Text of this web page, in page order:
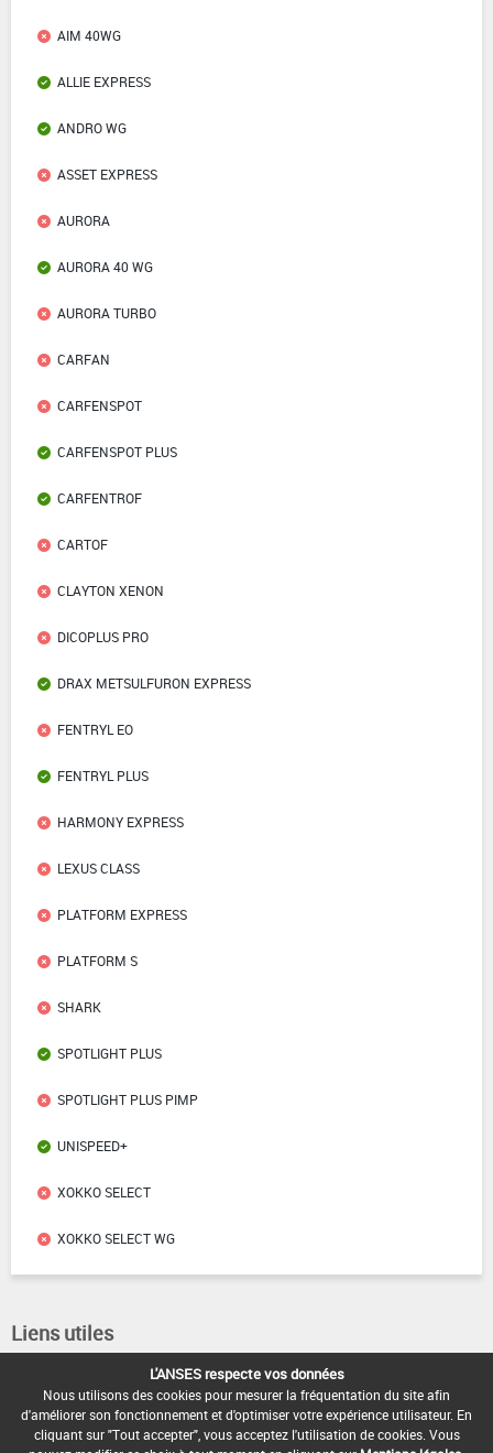
AIM 40WG
ALLIE EXPRESS
ANDRO WG
ASSET EXPRESS
AURORA
AURORA 40 WG
AURORA TURBO
CARFAN
CARFENSPOT
CARFENSPOT PLUS
CARFENTROF
CARTOF
CLAYTON XENON
DICOPLUS PRO
DRAX METSULFURON EXPRESS
FENTRYL EO
FENTRYL PLUS
HARMONY EXPRESS
LEXUS CLASS
PLATFORM EXPRESS
PLATFORM S
SHARK
SPOTLIGHT PLUS
SPOTLIGHT PLUS PIMP
UNISPEED+
XOKKO SELECT
XOKKO SELECT WG
Liens utiles
Base de données européenne des pesticides
Base de données européenne des substances chimiques
L'ANSES respecte vos données
Nous utilisons des cookies pour mesurer la fréquentation du site afin
d'améliorer son fonctionnement et d'optimiser votre expérience utilisateur. En
cliquant sur "Tout accepter", vous acceptez l'utilisation de cookies. Vous